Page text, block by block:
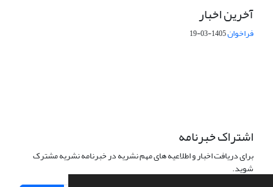
آخرین اخبار
فراخوان1405-03-19
اشتراک خبرنامه
برای دریافت اخبار و اطلاعیه های مهم نشریه در خبرنامه نشریه مشترک
شوید.